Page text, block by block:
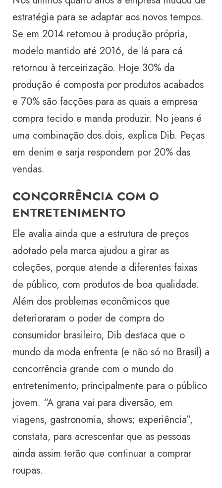
estratégia para se adaptar aos novos tempos.
Se em 2014 retomou à produção própria,
modelo mantido até 2016, de lá para cá
retornou à terceirização. Hoje 30% da
produção é composta por produtos acabados
e 70% são facções para as quais a empresa
compra tecido e manda produzir. No jeans é
uma combinação dos dois, explica Dib. Peças
em denim e sarja respondem por 20% das
vendas.
CONCORRÊNCIA COM O
ENTRETENIMENTO
Ele avalia ainda que a estrutura de preços
adotado pela marca ajudou a girar as
coleções, porque atende a diferentes faixas
de público, com produtos de boa qualidade.
Além dos problemas econômicos que
deterioraram o poder de compra do
consumidor brasileiro, Dib destaca que o
mundo da moda enfrenta (e não só no Brasil) a
concorrência grande com o mundo do
entretenimento, principalmente para o público
jovem. “A grana vai para diversão, em
viagens, gastronomia, shows; experiência”,
constata, para acrescentar que as pessoas
ainda assim terão que continuar a comprar
roupas.